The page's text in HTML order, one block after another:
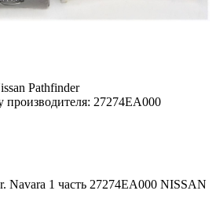
Pathfinder
производителя: 27274EA000
Navara 1 часть 27274EA000 NISSAN